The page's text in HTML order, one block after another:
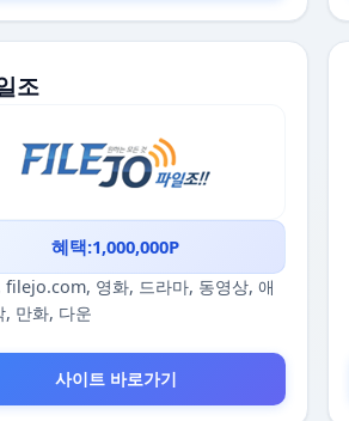
조
혜택:1,000,000P
filejo.com, 영화, 드라마, 동영상, 애
, 만화, 다운
사이트 바로가기